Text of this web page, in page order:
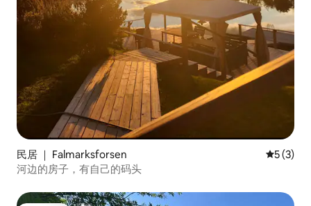
民居 ｜ Falmarksforsen 平均评分
5 (3)
河边的房子，有自己的码头